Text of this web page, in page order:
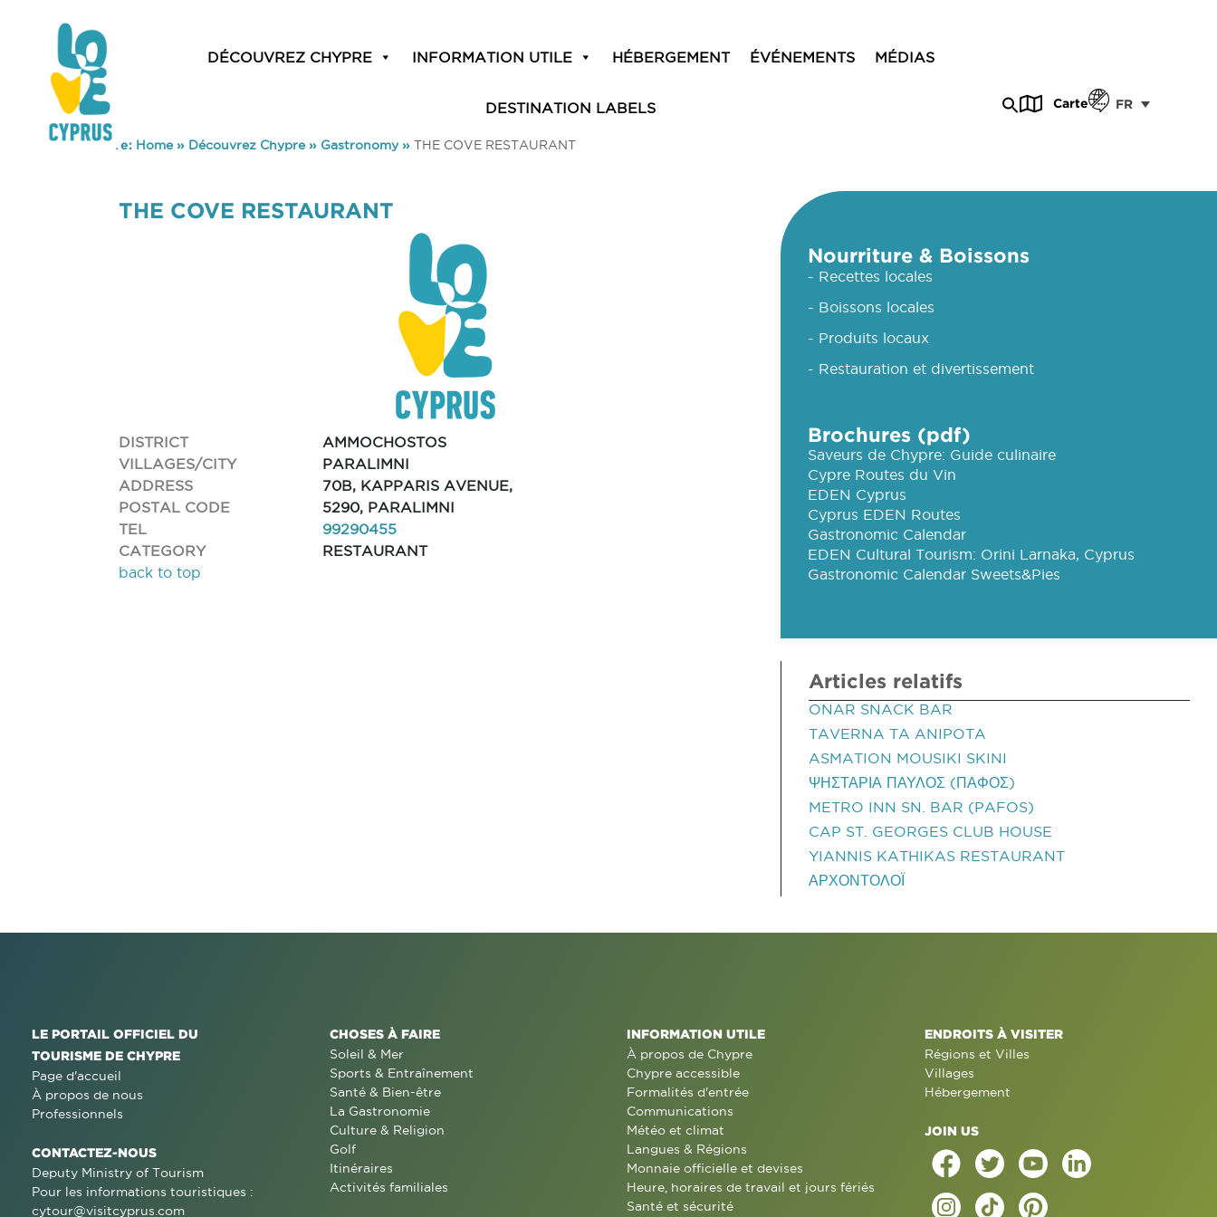
DÉCOUVREZ CHYPRE INFORMATION UTILE HÉBERGEMENT ÉVÉNEMENTS MÉDIAS
DESTINATION LABELS Carte FR
You are here: Home» Découvrez Chypre» Gastronomy» THE COVE RESTAURANT
THE COVE RESTAURANT
DISTRICT
AMMOCHOSTOS
VILLAGES/CITY
PARALIMNI
ADDRESS
70B, KAPPARIS AVENUE,
POSTAL CODE
5290, PARALIMNI
TEL
99290455
CATEGORY
RESTAURANT
back to top
Nourriture & Boissons
- Recettes locales
- Boissons locales
- Produits locaux
- Restauration et divertissement
Brochures (pdf)
Saveurs de Chypre: Guide culinaire
Cypre Routes du Vin
EDEN Cyprus
Cyprus EDEN Routes
Gastronomic Calendar
EDEN Cultural Tourism: Orini Larnaka, Cyprus
Gastronomic Calendar Sweets&Pies
Articles relatifs
ONAR SNACK BAR
TAVERNA TA ANIPOTA
ASMATION MOUSIKI SKINI
ΨΗΣΤΑΡΙΑ ΠΑΥΛΟΣ (ΠΑΦΟΣ)
METRO INN SN. BAR (PAFOS)
CAP ST. GEORGES CLUB HOUSE
YIANNIS KATHIKAS RESTAURANT
ΑΡΧΟΝΤΟΛΟΪ
LE PORTAIL OFFICIEL DU
TOURISME DE CHYPRE
Page d'accueil
À propos de nous
Professionnels
CONTACTEZ-NOUS
Deputy Ministry of Tourism
Pour les informations touristiques :
cytour@visitcyprus.com
CHOSES À FAIRE
Soleil & Mer
Sports & Entraînement
Santé & Bien-être
La Gastronomie
Culture & Religion
Golf
Itinéraires
Activités familiales
INFORMATION UTILE
À propos de Chypre
Chypre accessible
Formalités d'entrée
Communications
Météo et climat
Langues & Régions
Monnaie officielle et devises
Heure, horaires de travail et jours fériés
Santé et sécurité
ENDROITS À VISITER
Régions et Villes
Villages
Hébergement
JOIN US